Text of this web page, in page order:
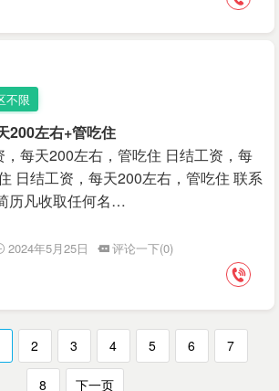
不限
200左右+管吃住
每天200左右，管吃住 日结工资，每
日结工资，每天200左右，管吃住 联系
历凡收取任何名…
2024年5月25日
评论一下(0)
2 3 4 5 6 7
8 下一页